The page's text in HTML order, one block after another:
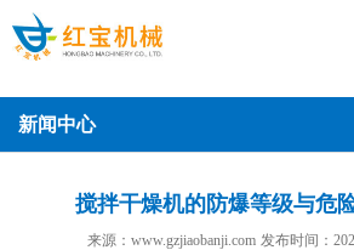
新闻中心
搅拌干燥机的防爆等级与危
来源：www.gzjiaobanji.com 发布时间：